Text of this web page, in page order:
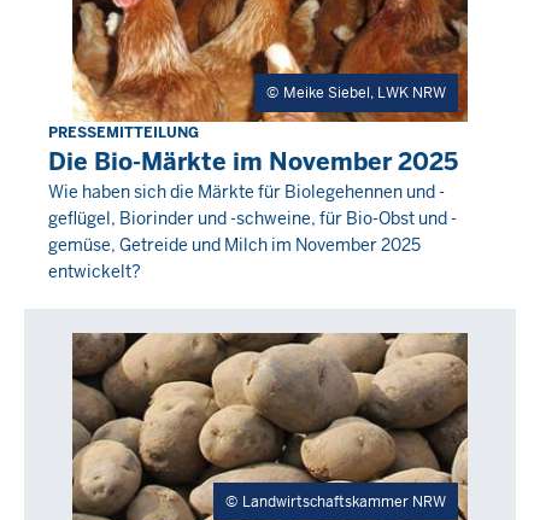
Meike Siebel, LWK NRW
Freitag,
19
Dezember
2025
-
PRESSEMITTEILUNG
Die Bio-Märkte im November 2025
Wie haben sich die Märkte für Biolegehennen und -
geflügel, Biorinder und -schweine, für Bio-Obst und -
gemüse, Getreide und Milch im November 2025
entwickelt?
Landwirtschaftskammer NRW